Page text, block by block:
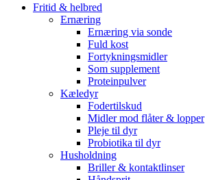
Fritid & helbred
Ernæring
Ernæring via sonde
Fuld kost
Fortykningsmidler
Som supplement
Proteinpulver
Kæledyr
Fodertilskud
Midler mod flåter & lopper
Pleje til dyr
Probiotika til dyr
Husholdning
Briller & kontaktlinser